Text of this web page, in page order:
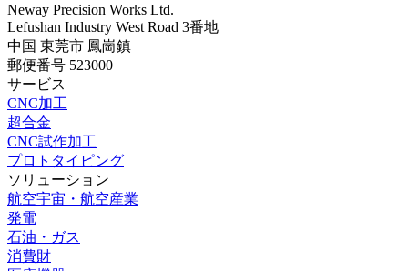
Neway Precision Works Ltd.
Lefushan Industry West Road 3番地
中国 東莞市 鳳崗鎮
郵便番号 523000
サービス
CNC加工
超合金
CNC試作加工
プロトタイピング
ソリューション
航空宇宙・航空産業
発電
石油・ガス
消費財